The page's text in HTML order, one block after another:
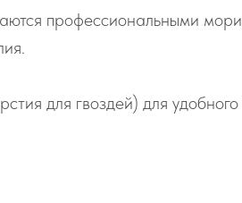
профессиональными
для гвоздей) для